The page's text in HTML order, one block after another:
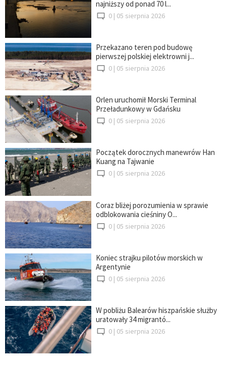
najniższy od ponad 70 l...
0 | 05 sierpnia 2026
Przekazano teren pod budowę
pierwszej polskiej elektrowni j...
0 | 05 sierpnia 2026
Orlen uruchomił Morski Terminal
Przeładunkowy w Gdańsku
0 | 05 sierpnia 2026
Początek dorocznych manewrów Han
Kuang na Tajwanie
0 | 05 sierpnia 2026
Coraz bliżej porozumienia w sprawie
odblokowania cieśniny O...
0 | 05 sierpnia 2026
Koniec strajku pilotów morskich w
Argentynie
0 | 05 sierpnia 2026
W pobliżu Balearów hiszpańskie służby
uratowały 34 migrantó...
0 | 05 sierpnia 2026